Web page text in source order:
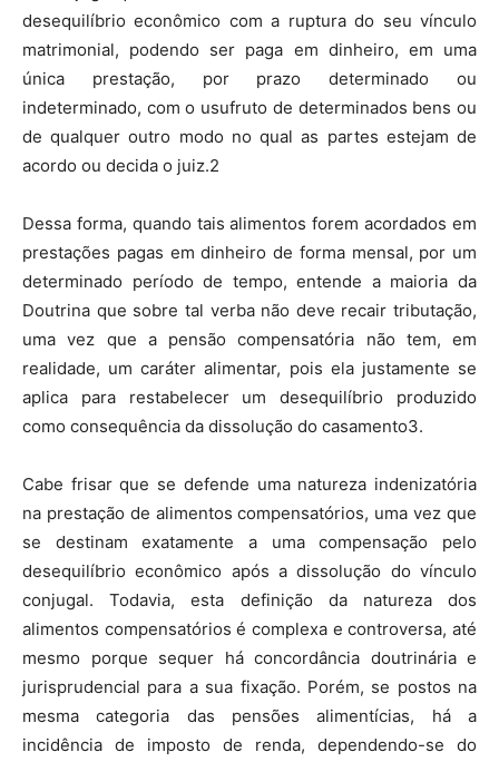
desequilíbrio econômico com a ruptura do seu vínculo
matrimonial, podendo ser paga em dinheiro, em uma
única prestação, por prazo determinado ou
indeterminado, com o usufruto de determinados bens ou
de qualquer outro modo no qual as partes estejam de
acordo ou decida o juiz.2
Dessa forma, quando tais alimentos forem acordados em
prestações pagas em dinheiro de forma mensal, por um
determinado período de tempo, entende a maioria da
Doutrina que sobre tal verba não deve recair tributação,
uma vez que a pensão compensatória não tem, em
realidade, um caráter alimentar, pois ela justamente se
aplica para restabelecer um desequilíbrio produzido
como consequência da dissolução do casamento3.
Cabe frisar que se defende uma natureza indenizatória
na prestação de alimentos compensatórios, uma vez que
se destinam exatamente a uma compensação pelo
desequilíbrio econômico após a dissolução do vínculo
conjugal. Todavia, esta definição da natureza dos
alimentos compensatórios é complexa e controversa, até
mesmo porque sequer há concordância doutrinária e
jurisprudencial para a sua fixação. Porém, se postos na
mesma categoria das pensões alimentícias, há a
incidência de imposto de renda, dependendo-se do